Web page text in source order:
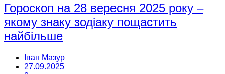
Гороскоп на 28 вересня 2025 року –
якому знаку зодіаку пощастить
найбільше
Іван Мазур
27.09.2025